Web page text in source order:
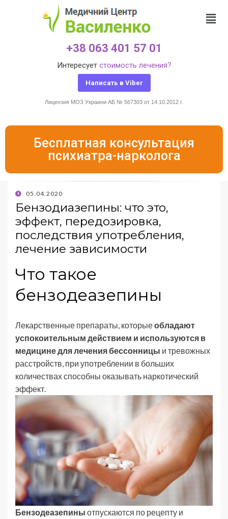
+38 063 401 57 01
Интересует стоимость лечения?
Написать в Viber
Лицензия МОЗ Украини АБ № 567303 от 14.10.2012 г.
Бесплатная консультация
психиатра-нарколога
05.04.2020
Бензодиазепины: что это,
эффект, передозировка,
последствия употребления,
лечение зависимости
Что такое
бензодеазепины
Лекарственные препараты, которыеобладают
успокоительным действием и используются в
медицине для лечения бессонницы и тревожных
расстройств, при употреблении в больших
количествах способны оказывать наркотический
эффект.
Бензодеазепины отпускаются по рецепту и